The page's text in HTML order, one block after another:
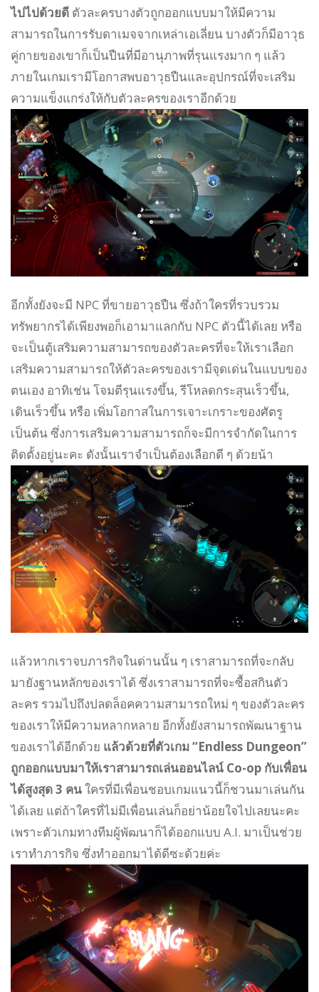
ไปไปด้วยดี ตัวละครบางตัวถูกออกแบบมาให้มีความ
สามารถในการรับดาเมจจากเหล่าเอเลี่ยน บางตัวก็มีอาวุธ
คู่กายของเขาก็เป็นปืนที่มีอานุภาพที่รุนแรงมาก ๆ แล้ว
ภายในเกมเรามีโอกาสพบอาวุธปืนและอุปกรณ์ที่จะเสริม
ความแข็งแกร่งให้กับตัวละครของเราอีกด้วย
อีกทั้งยังจะมี NPC ที่ขายอาวุธปืน ซึ่งถ้าใครที่รวบรวม
ทรัพยากรได้เพียงพอก็เอามาแลกกับ NPC ตัวนี้ได้เลย หรือ
จะเป็นตู้เสริมความสามารถของตัวละครที่จะให้เราเลือก
เสริมความสามารถให้ตัวละครของเรามีจุดเด่นในแบบของ
ตนเอง อาทิเช่น โจมตีรุนแรงขึ้น, รีโหลดกระสุนเร็วขึ้น,
เดินเร็วขึ้น หรือ เพิ่มโอกาสในการเจาะเกราะของศัตรู
เป็นต้น ซึ่งการเสริมความสามารถก็จะมีการจำกัดในการ
ติดตั้งอยู่นะคะ ดังนั้นเราจำเป็นต้องเลือกดี ๆ ด้วยน้า
แล้วหากเราจบภารกิจในด่านนั้น ๆ เราสามารถที่จะกลับ
มายังฐานหลักของเราได้ ซึ่งเราสามารถที่จะซื้อสกินตัว
ละคร รวมไปถึงปลดล็อคความสามารถใหม่ ๆ ของตัวละคร
ของเราให้มีความหลากหลาย อีกทั้งยังสามารถพัฒนาฐาน
ของเราได้อีกด้วย แล้วด้วยที่ตัวเกม “Endless Dungeon”
ถูกออกแบบมาให้เราสามารถเล่นออนไลน์ Co-op กับเพื่อน
ได้สูงสุด 3 คนใครที่มีเพื่อนชอบเกมแนวนี้ก็ชวนมาเล่นกัน
ได้เลย แต่ถ้าใครที่ไม่มีเพื่อนเล่นก็อย่าน้อยใจไปเลยนะคะ
เพราะตัวเกมทางทีมผู้พัฒนาก็ได้ออกแบบ A.I. มาเป็นช่วย
เราทำภารกิจ ซึ่งทำออกมาได้ดีซะด้วยค่ะ